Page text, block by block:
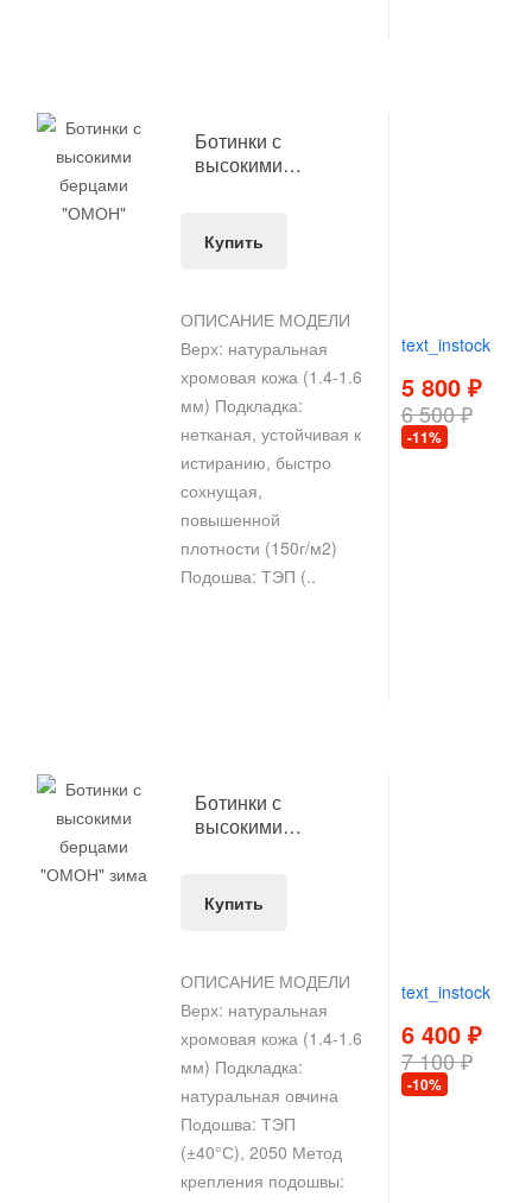
Ботинки с
высокими
Купить
ОПИСАНИЕ МОДЕЛИ
Верх: натуральная
хромовая кожа (1.4-1.6
мм) Подкладка:
нетканая, устойчивая к
истиранию, быстро
сохнущая,
повышенной
плотности (150г/м2)
Подошва: ТЭП (..
text_instock
5 800 ₽
6 500 ₽
-11%
Ботинки с
высокими
Купить
ОПИСАНИЕ МОДЕЛИ
Верх: натуральная
хромовая кожа (1.4-1.6
мм) Подкладка:
натуральная овчина
Подошва: ТЭП
(±40°С), 2050 Метод
крепления подошвы:
text_instock
6 400 ₽
7 100 ₽
-10%